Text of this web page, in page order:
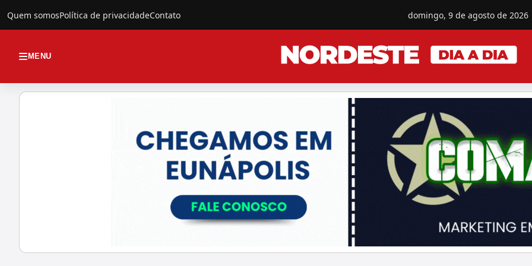
Quem somosPolítica de privacidadeContato domingo, 9 de agosto de 2026
MENU